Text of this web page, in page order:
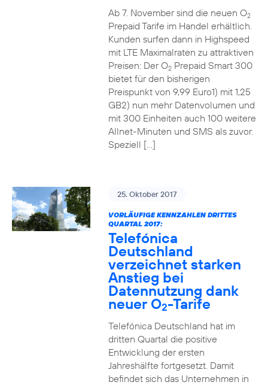
Ab 7. November sind die neuen O2
Prepaid Tarife im Handel erhältlich.
Kunden surfen dann in Highspeed
mit LTE Maximalraten zu attraktiven
Preisen: Der O2Prepaid Smart 300
bietet für den bisherigen
Preispunkt von 9,99 Euro1) mit 1,25
GB2) nun mehr Datenvolumen und
mit 300 Einheiten auch 100 weitere
Allnet-Minuten und SMS als zuvor.
Speziell […]
25. Oktober 2017
VORLÄUFIGE KENNZAHLEN DRITTES
QUARTAL 2017:
Telefónica
Deutschland
verzeichnet starken
Anstieg bei
Datennutzung dank
neuer O2-Tarife
Telefónica Deutschland hat im
dritten Quartal die positive
Entwicklung der ersten
Jahreshälfte fortgesetzt. Damit
befindet sich das Unternehmen in